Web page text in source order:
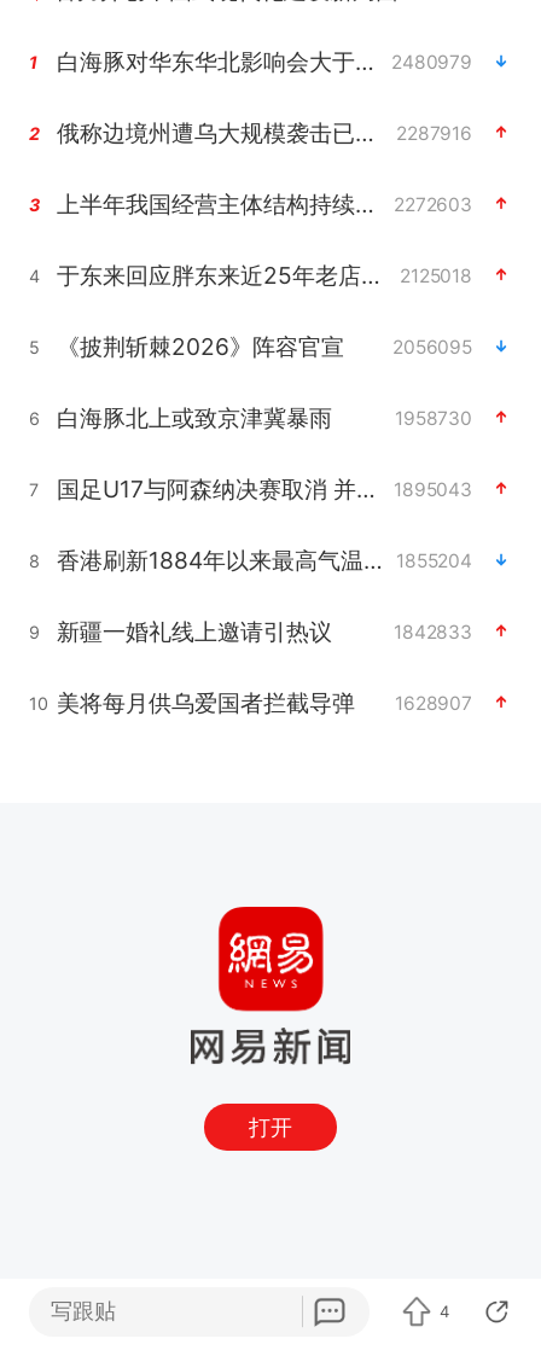
1 白海豚对华东华北影响会大于巴威 2480979
2 俄称边境州遭乌大规模袭击已致13伤 2287916
3 上半年我国经营主体结构持续优化 2272603
4 于东来回应胖东来近25年老店年底关闭 2125018
5 《披荆斩棘2026》阵容官宣 2056095
6 白海豚北上或致京津冀暴雨 1958730
7 国足U17与阿森纳决赛取消 并列冠军 1895043
8 香港刷新1884年以来最高气温纪录 1855204
9 新疆一婚礼线上邀请引热议 1842833
10 美将每月供乌爱国者拦截导弹 1628907
打开
写跟贴 4